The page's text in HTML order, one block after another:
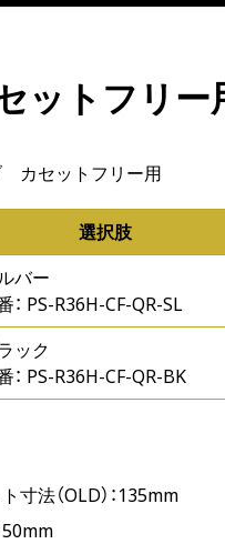
ットフリー
カセットフリー用
選択肢
バー
： PS-R36H-CF-QR-SL
ック
： PS-R36H-CF-QR-BK
寸法（OLD）：135mm